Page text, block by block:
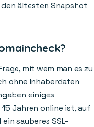
ältesten Snapshot
mit wem man es zu
ohne Inhaberdaten
einiges
15 Jahren online ist, auf
sauberes SSL-